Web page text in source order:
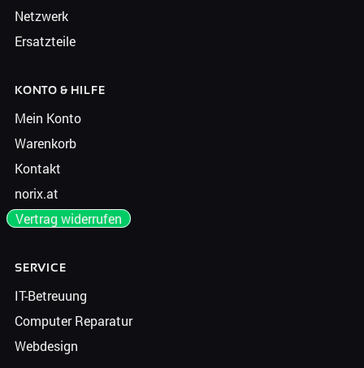
Netzwerk
Ersatzteile
KONTO & HILFE
Mein Konto
Warenkorb
Kontakt
norix.at
Vertrag widerrufen
SERVICE
IT-Betreuung
Computer Reparatur
Webdesign